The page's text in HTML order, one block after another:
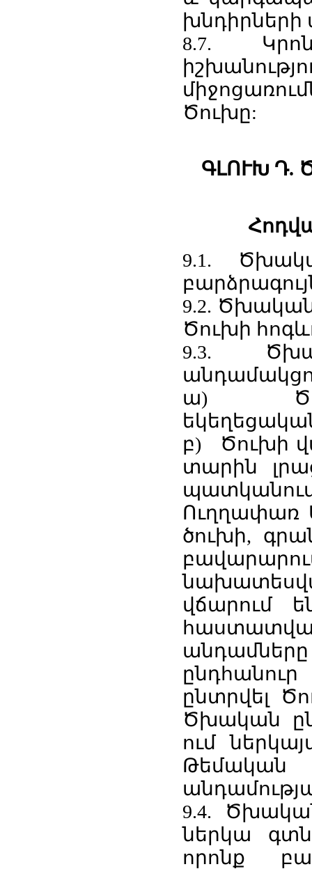
խնդիրների
8.7.
Ծուխը:
ԳԼՈՒԽ Դ.
9.1.
9.2.
Ծուխի
9.3.
ա)
բ) Ծուխի
տարին
Ուղղափառ
ծուխի,
վճարում
ընտրվել
Ծխական
ում
Թեմական
9.4.
ներկա
որոնք